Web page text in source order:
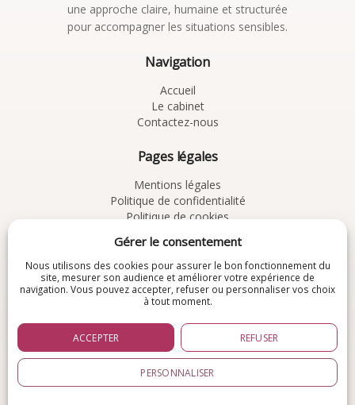
Gérer le consentement
Nous utilisons des cookies pour assurer le bon fonctionnement du
site, mesurer son audience et améliorer votre expérience de
navigation. Vous pouvez accepter, refuser ou personnaliser vos choix
à tout moment.
ACCEPTER REFUSER
PERSONNALISER
une approche claire, humaine et structurée
pour accompagner les situations sensibles.
Navigation
Accueil
Le cabinet
Contactez-nous
Pages légales
Mentions légales
Politique de confidentialité
Politique de cookies
À découvrir
Chemins de Résolution
conflits, la relation et les chemins
possibles de résolution.